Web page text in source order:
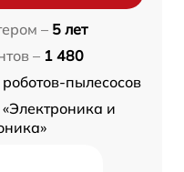
– 5 лет
– 1 480
пылесосов
и